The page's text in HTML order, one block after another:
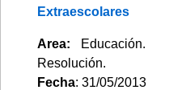
Extraescolares
Area: Educación.
Resolución.
Fecha: 31/05/2013